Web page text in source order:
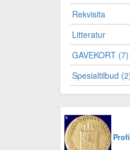
Rekvisita
Litteratur
GAVEKORT (7)
Spesialtilbud